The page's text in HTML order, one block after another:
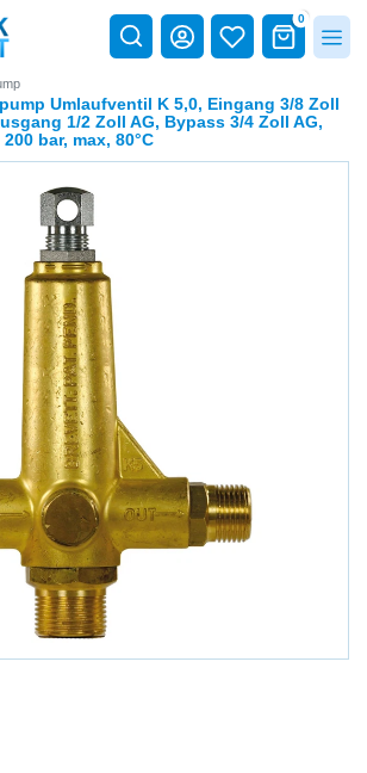
0
Umlaufventil K 5,0, Eingang 3/8 Zoll
1/2 Zoll AG, Bypass 3/4 Zoll AG,
200 bar, max, 80°C